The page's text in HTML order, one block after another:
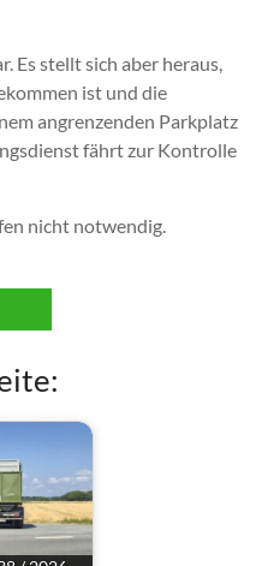
Es stellt sich aber heraus,
ist und die
angrenzenden Parkplatz
fährt zur Kontrolle
nicht notwendig.